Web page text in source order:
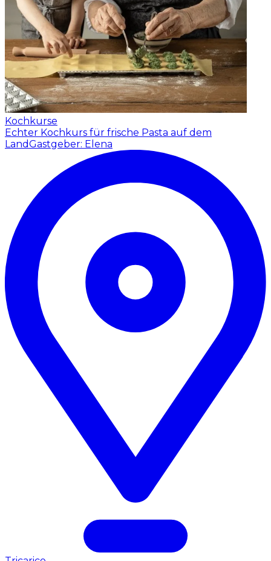
Kochkurse
Echter Kochkurs für frische Pasta auf dem
LandGastgeber: Elena